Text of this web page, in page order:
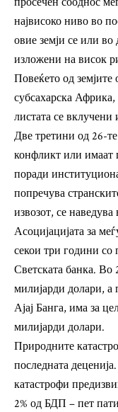
највисоко ниво во
овие земји се или
изложени на висок
Повеќето од земјите
субсахарска
листата се
Две третини од 26-
конфликт или имаат
поради
попречува
извозот, се наведува
Асоцијацијата за
секои три години со
Светската банка. Во
милијарди долари, а
Ајај Банга, има за
милијарди долари.
Природните
последната
катастрофи
2% од БДП – пет